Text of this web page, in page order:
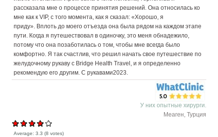
рассказала мне о процессе принятия решений. Она относилась ко
мне как к VIP, с того момента, как я сказал: «Хорошо, я
приду». Вплоть до моего отъезда она была рядом на каждом этапе
пути. Когда я путешествовал в одиночку, это меня обнадежило,
потому что она позаботилась о том, чтобы мне всегда было
комфортно. Я так счастлив, что решил начать свое путешествие по
желудочному рукаву с Bridge Health Travel, и я определенно
рекомендую его другим. С рукавами2023.
У них опытные хирурги.
Меаген, Турция
Average:3.3 (8 votes)